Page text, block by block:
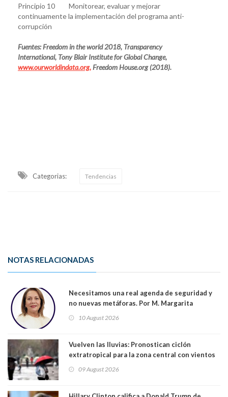
Principio 10 Monitorear, evaluar y mejorar
continuamente la implementación del programa anti-
corrupción
Fuentes: Freedom in the world 2018, Transparency
International, Tony Blair Institute for Global Change,
www.ourworldindata.org,Freedom House.org (2018).
Categorias: Tendencias
NOTAS RELACIONADAS
Necesitamos una real agenda de seguridad y
no nuevas metáforas. Por M. Margarita
10 August 2026
Vuelven las lluvias: Pronostican ciclón
extratropical para la zona central con vientos
09 August 2026